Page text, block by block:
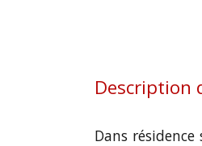
Description
Dans